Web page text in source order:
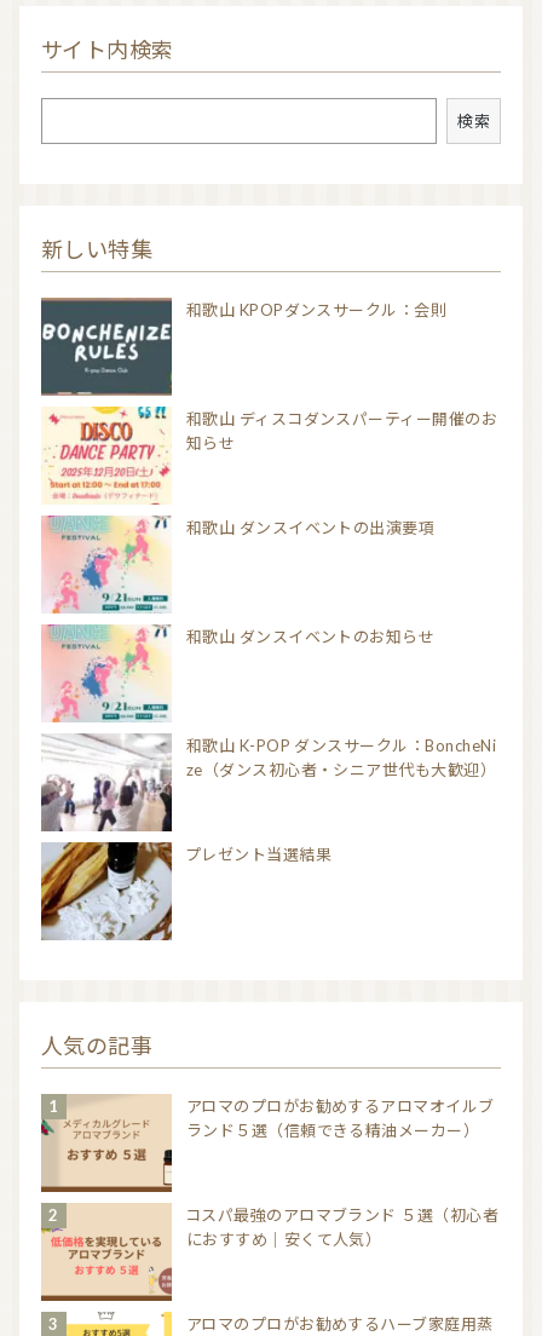
サイト内検索
検索
新しい特集
和歌山 KPOPダンスサークル：会則
和歌山 ディスコダンスパーティー開催のお
知らせ
和歌山 ダンスイベントの出演要項
和歌山 ダンスイベントのお知らせ
和歌山 K-POP ダンスサークル：BoncheNi
ze（ダンス初心者・シニア世代も大歓迎）
プレゼント当選結果
人気の記事
アロマのプロがお勧めするアロマオイルブ
ランド５選（信頼できる精油メーカー）
コスパ最強のアロマブランド ５選（初心者
におすすめ｜安くて人気）
アロマのプロがお勧めするハーブ家庭用蒸